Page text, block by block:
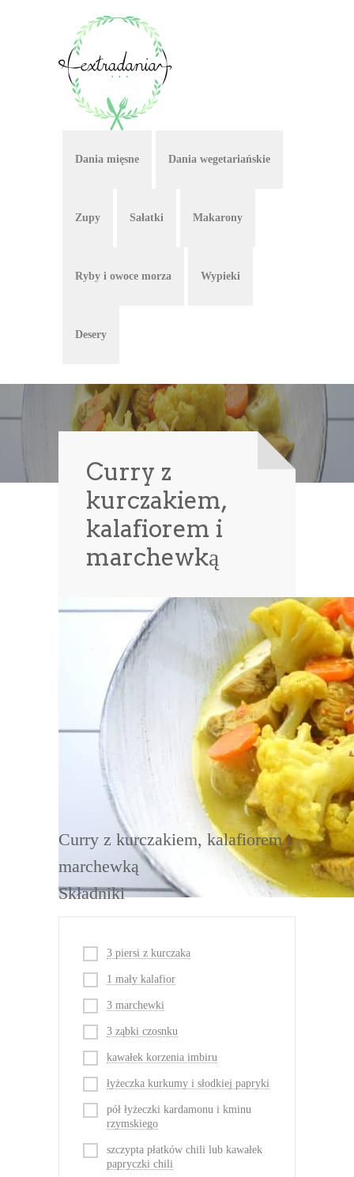
Dania mięsne Dania wegetariańskie
Zupy Sałatki Makarony
Ryby i owoce morza Wypieki
Desery
Curry z
kurczakiem,
kalafiorem i
marchewką
Curry z kurczakiem, kalafiorem i
marchewką
Składniki
3 piersi z kurczaka
1 mały kalafior
3 marchewki
3 ząbki czosnku
kawałek korzenia imbiru
łyżeczka kurkumy i słodkiej papryki
pół łyżeczki kardamonu i kminu
rzymskiego
szczypta płatków chili lub kawałek
papryczki chili